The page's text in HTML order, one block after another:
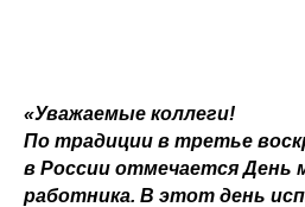
«Уважаемые коллеги!
По традиции в третье
в России отмечается День
работника. В этот день